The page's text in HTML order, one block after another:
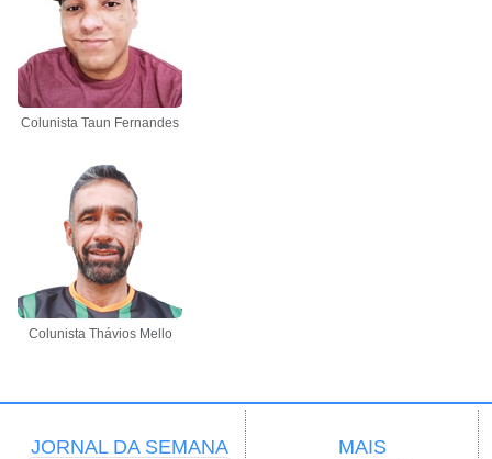
Colunista Taun Fernandes
Colunista Thávios Mello
JORNAL DA SEMANA MAIS